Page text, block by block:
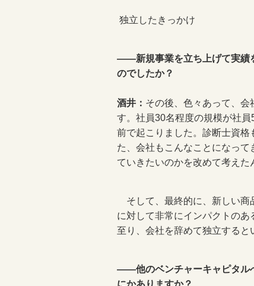
独立したきっかけ
――新規事業を立ち上げて実績
のでしたか？
酒井： その後、色々あって、
す。社員30名程度の規模が社
前で起こりました。診断士資
た、会社もこんなことになっ
ていきたいのかを改めて考えた
そして、最終的に、新しい商
に対して非常にインパクトの
至り、会社を辞めて独立すると
――他のベンチャーキャピタル
にかありますか？